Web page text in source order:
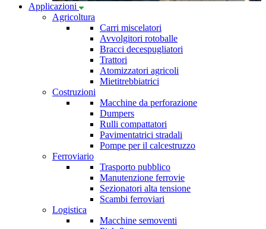
Applicazioni
Agricoltura
Carri miscelatori
Avvolgitori rotoballe
Bracci decespugliatori
Trattori
Atomizzatori agricoli
Mietitrebbiatrici
Costruzioni
Macchine da perforazione
Dumpers
Rulli compattatori
Pavimentatrici stradali
Pompe per il calcestruzzo
Ferroviario
Trasporto pubblico
Manutenzione ferrovie
Sezionatori alta tensione
Scambi ferroviari
Logistica
Macchine semoventi